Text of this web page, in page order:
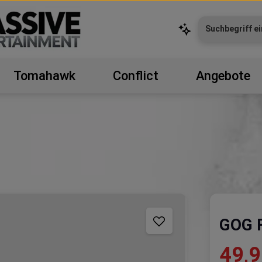
Tomahawk Conflict Angebote
GOG